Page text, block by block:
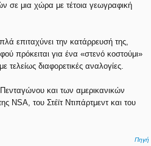
σε μια χώρα με τέτοια γεωγραφική
επιταχύνει την κατάρρευσή της,
πρόκειται για ένα «στενό κοστούμι»
τελείως διαφορετικές αναλογίες.
και των αμερικανικών
του Στέϊτ Ντιπάρτμεντ και του
Πηγή